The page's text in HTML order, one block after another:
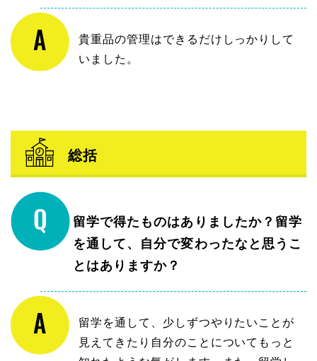
貴重品の管理はできるだけしっかりして
いました。
総括
留学で得たものはありましたか？留学
を通して、自分で変わったなと思うこ
とはありますか？
留学を通して、少しずつやりたいことが
見えてきたり自分のことについてもっと